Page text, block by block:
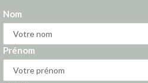
Nom
Prénom